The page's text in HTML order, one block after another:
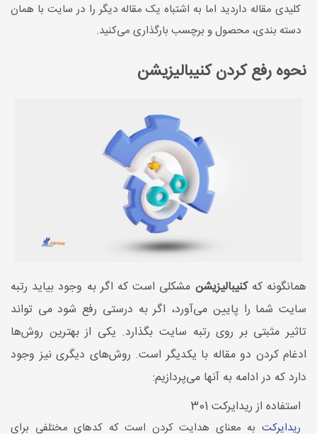
کلیدی مقاله داردید اما به اشتباه یک مقاله دیگر را در سایت با همان
دسته بندی، محصول و برچسب بارگذاری می‌کنید.
نحوه رفع کردن کنیبالیزیشن
همانگونه کهکنیبالیزیشن مشکلی است که اگر به وجود بیاید رتبه
سایت شما را پایین می‌آورد، اگر به درستی رفع شود می تواند
تاثیر مثبتی بر روی رتبه سایت بگذارد. یکی از بهترین روش‌ها
ادغام کردن دو مقاله با یکدیگر است. روش‌های دیگری نیز وجود
دارد که در ادامه به آنها می‌پردازیم:
استفاده از ریدایرکت 301
ریدایرکت به معنای هدایت کردن است که کد‌های مختلفی برای